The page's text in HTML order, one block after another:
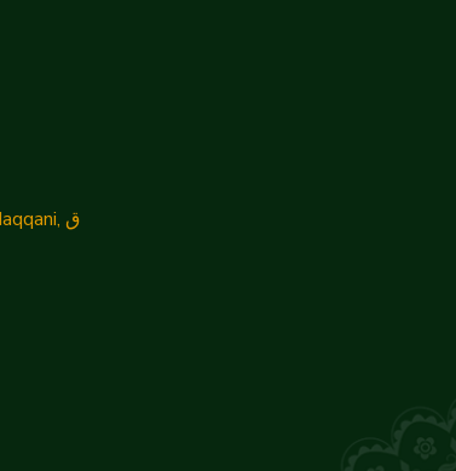
Shaykh Muhammad Nazim Adil al-Haqqani, ق